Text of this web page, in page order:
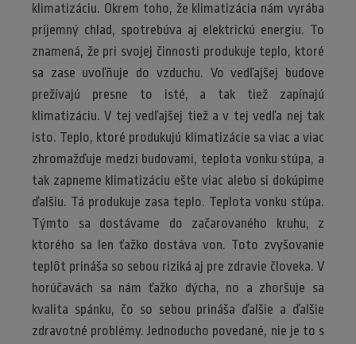
klimatizáciu. Okrem toho, že klimatizácia nám vyrába
príjemný chlad, spotrebúva aj elektrickú energiu. To
znamená, že pri svojej činnosti produkuje teplo, ktoré
sa zase uvoľňuje do vzduchu. Vo vedľajšej budove
prežívajú presne to isté, a tak tiež zapínajú
klimatizáciu. V tej vedľajšej tiež a v tej vedľa nej tak
isto. Teplo, ktoré produkujú klimatizácie sa viac a viac
zhromažďuje medzi budovami, teplota vonku stúpa, a
tak zapneme klimatizáciu ešte viac alebo si dokúpime
ďalšiu. Tá produkuje zasa teplo. Teplota vonku stúpa.
Týmto sa dostávame do začarovaného kruhu, z
ktorého sa len ťažko dostáva von. Toto zvyšovanie
teplôt prináša so sebou riziká aj pre zdravie človeka. V
horúčavách sa nám ťažko dýcha, no a zhoršuje sa
kvalita spánku, čo so sebou prináša ďalšie a ďalšie
zdravotné problémy. Jednoducho povedané, nie je to s